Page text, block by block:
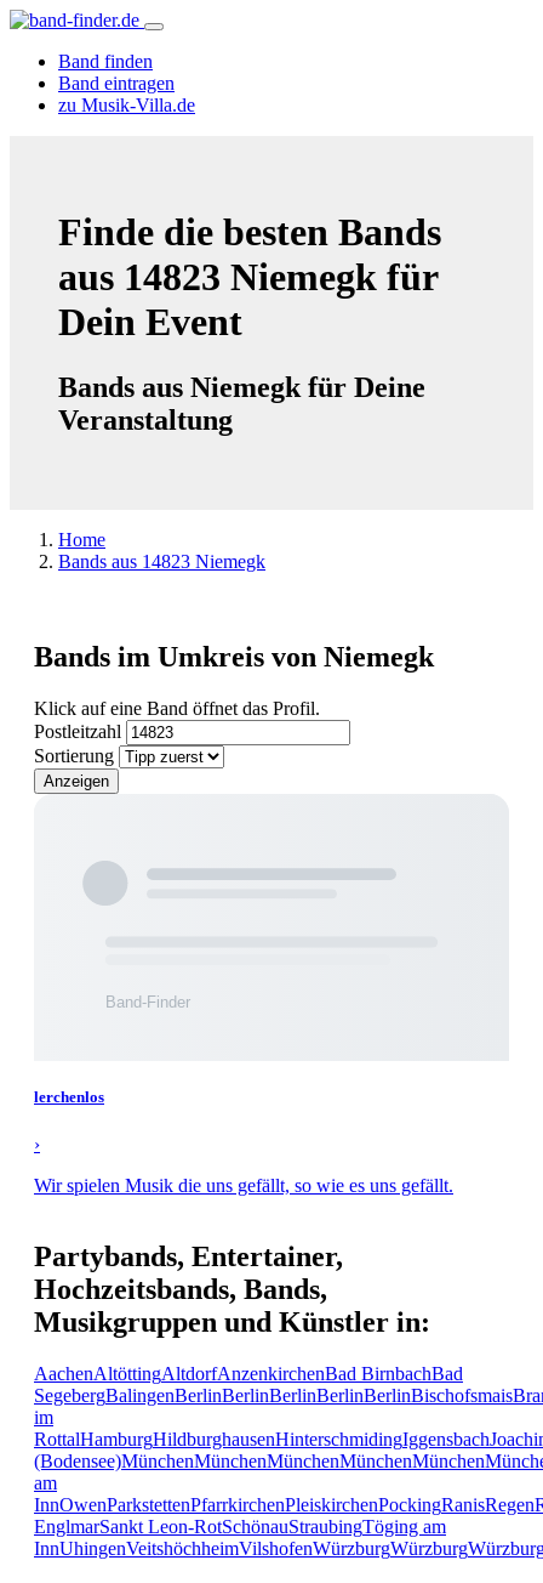
Band finden
Band eintragen
zu Musik-Villa.de
Finde die besten Bands
aus 14823 Niemegk für
Dein Event
Bands aus Niemegk für Deine
Veranstaltung
Home
Bands aus 14823 Niemegk
Bands im Umkreis von Niemegk
Klick auf eine Band öffnet das Profil.
Postleitzahl
Sortierung
Anzeigen
lerchenlos
›
Wir spielen Musik die uns gefällt, so wie es uns gefällt.
Partybands, Entertainer,
Hochzeitsbands, Bands,
Musikgruppen und Künstler in:
AachenAltöttingAltdorfAnzenkirchenBad BirnbachBad
SegebergBalingenBerlinBerlinBerlinBerlinBerlinBischofsmais
im
RottalHamburgHildburghausenHinterschmidingIggensbach
(Bodensee)MünchenMünchenMünchenMünchenMünchen
am
InnOwenParkstettenPfarrkirchenPleiskirchenPockingRanisRegen
EnglmarSankt Leon-RotSchönauStraubingTöging am
InnUhingenVeitshöchheimVilshofenWürzburgWürzburg